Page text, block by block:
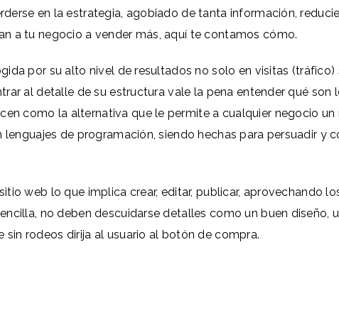
en la estrategia, agobiado de tanta información,
a tu negocio a vender más, aquí te contamos cómo.
por su alto nivel de resultados no solo en visitas (tráfico)
al detalle de su estructura vale la pena entender qué son
como la alternativa que le permite a cualquier negocio
de programación, siendo hechas para persuadir y
web lo que implica crear, editar, publicar, aprovechando
no deben descuidarse detalles como un buen diseño,
rodeos dirija al usuario al botón de compra.